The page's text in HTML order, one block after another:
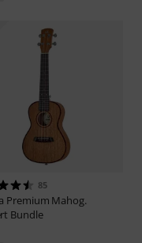
85
Premium Mahog.
Bundle